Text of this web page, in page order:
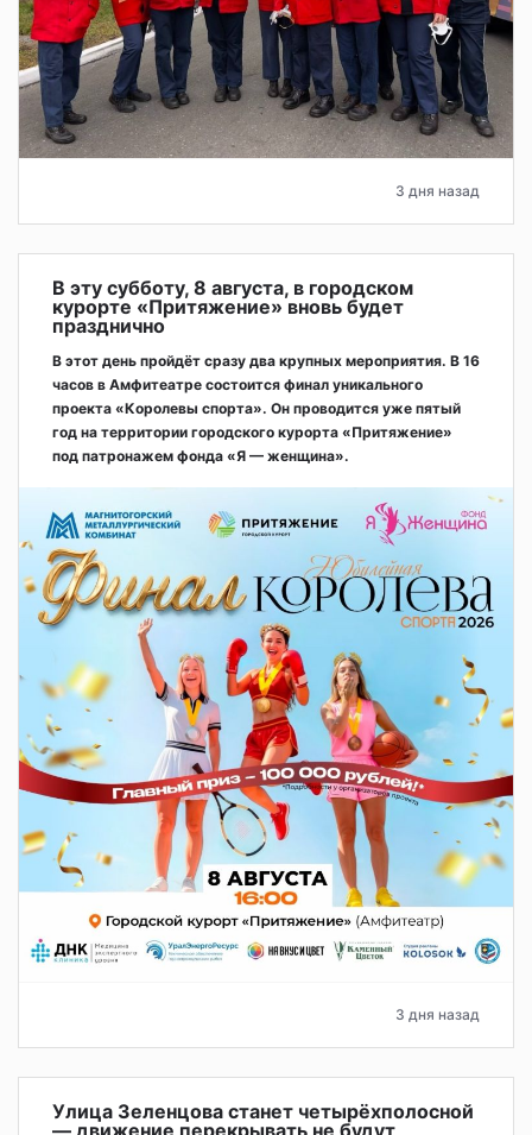
3 дня назад
В эту субботу, 8 августа, в городском
курорте «Притяжение» вновь будет
празднично
В этот день пройдёт сразу два крупных мероприятия. В 16
часов в Амфитеатре состоится финал уникального
проекта «Королевы спорта». Он проводится уже пятый
год на территории городского курорта «Притяжение»
под патронажем фонда «Я — женщина».
3 дня назад
Улица Зеленцова станет четырёхполосной